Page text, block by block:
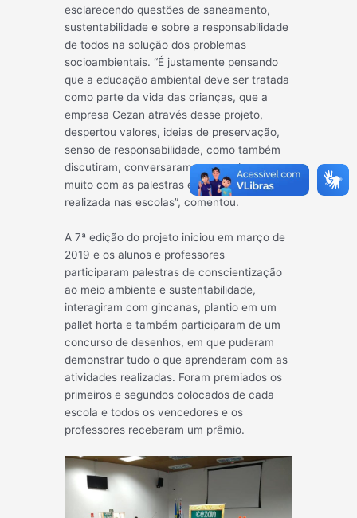
esclarecendo questões de saneamento,
sustentabilidade e sobre a responsabilidade
de todos na solução dos problemas
socioambientais. “É justamente pensando
que a educação ambiental deve ser tratada
como parte da vida das crianças, que a
empresa Cezan através desse projeto,
despertou valores, ideias de preservação,
senso de responsabilidade, como também
discutiram, conversaram e aprenderam
muito com as palestras e atividades lúdicas
realizada nas escolas”, comentou.
A 7ª edição do projeto iniciou em março de
2019 e os alunos e professores
participaram palestras de conscientização
ao meio ambiente e sustentabilidade,
interagiram com gincanas, plantio em um
pallet horta e também participaram de um
concurso de desenhos, em que puderam
demonstrar tudo o que aprenderam com as
atividades realizadas. Foram premiados os
primeiros e segundos colocados de cada
escola e todos os vencedores e os
professores receberam um prêmio.